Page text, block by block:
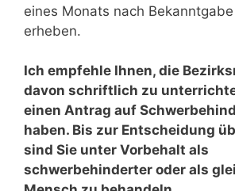
eines Monats nach
erheben.
Ich empfehle Ihnen, die
davon schriftlich zu
einen Antrag auf
haben. Bis zur Entscheidung
sind Sie unter Vorbehalt als
schwerbehinderter oder als